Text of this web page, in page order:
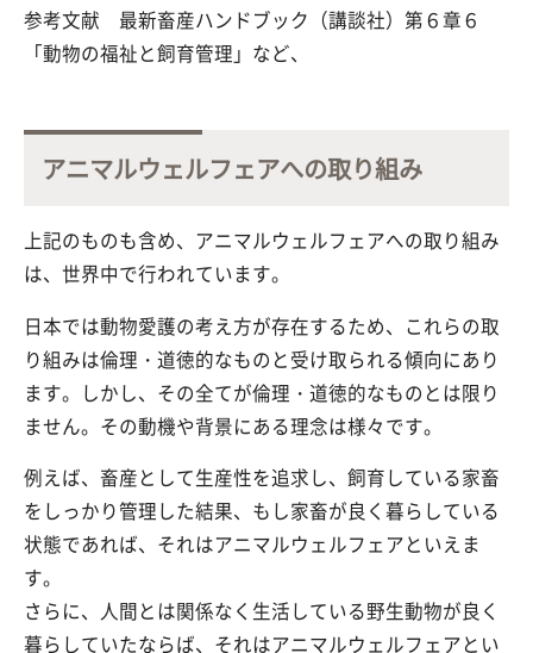
参考文献 最新畜産ハンドブック（講談社）第６章６
「動物の福祉と飼育管理」など、
アニマルウェルフェアへの取り組み
上記のものも含め、アニマルウェルフェアへの取り組み
は、世界中で行われています。
日本では動物愛護の考え方が存在するため、これらの取
り組みは倫理・道徳的なものと受け取られる傾向にあり
ます。しかし、その全てが倫理・道徳的なものとは限り
ません。その動機や背景にある理念は様々です。
例えば、畜産として生産性を追求し、飼育している家畜
をしっかり管理した結果、もし家畜が良く暮らしている
状態であれば、それはアニマルウェルフェアといえま
す。
さらに、人間とは関係なく生活している野生動物が良く
暮らしていたならば、それはアニマルウェルフェアとい